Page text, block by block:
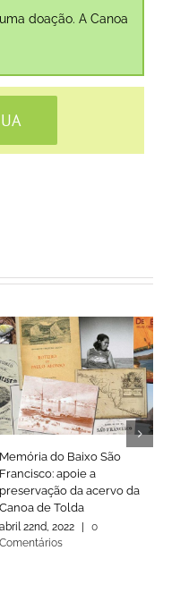
doação. A Canoa
Memória do Baixo São
Francisco: apoie a
preservação da acervo da
Canoa de Tolda
abril 22nd, 2022
0
Comentários